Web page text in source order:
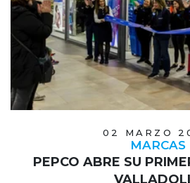
02 MARZO
MARCAS
PEPCO ABRE SU